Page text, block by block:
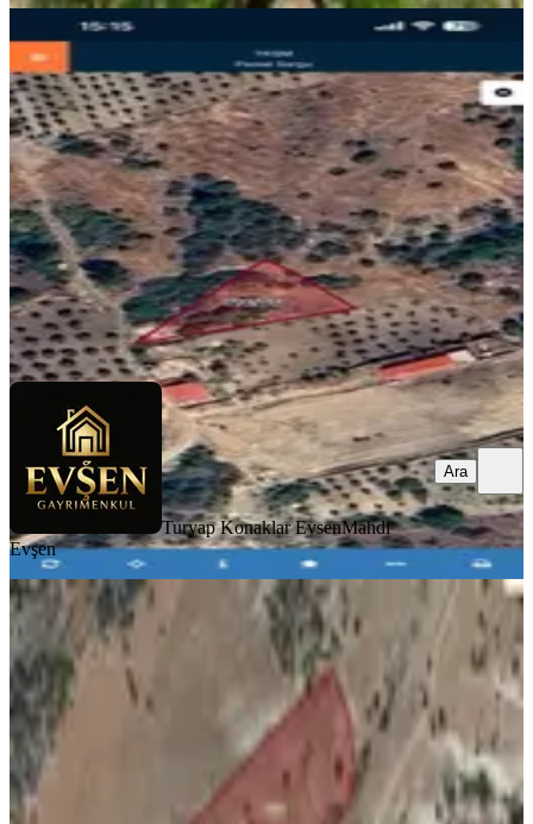
M2 Arsa
Onikişubat, Sarıçukur Mahallesi
518 m²·2.508/m² ·15.06.2026
1.299.000 ₺
Turyap Konaklar EvsenMahdi Evşen
Ara
Turyap Konaklar EvsenMahdi
Evşen
Ara
%14
Yenidemir Köyünde Satılık 9.985 M2
Tarla
Onikişubat, Yenidemir Mahallesi
150/m²· 19.05.2026
1.500.000 ₺ 1.750.000 ₺